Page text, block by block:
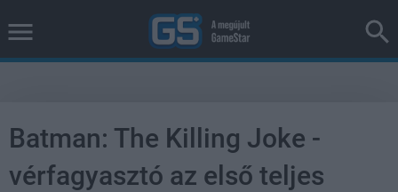
Batman: The Killing Joke -
vérfagyasztó az első teljes